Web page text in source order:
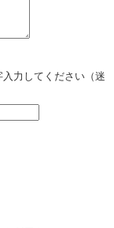
力してください（迷